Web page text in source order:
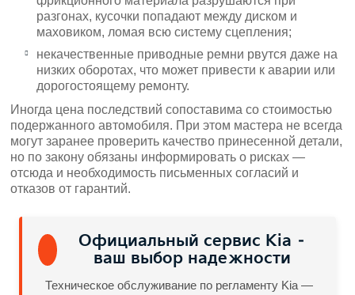
разгонах, кусочки попадают между диском и
маховиком, ломая всю систему сцепления;
некачественные приводные ремни рвутся даже на
низких оборотах, что может привести к аварии или
дорогостоящему ремонту.
Иногда цена последствий сопоставима со стоимостью
подержанного автомобиля. При этом мастера не всегда
могут заранее проверить качество принесенной детали,
но по закону обязаны информировать о рисках —
отсюда и необходимость письменных согласий и
отказов от гарантий.
Официальный сервис Kia –
ваш выбор надежности
Техническое обслуживание по регламенту Kia —